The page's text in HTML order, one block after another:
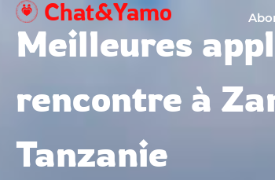
Aller
contenu
Chat&Yamo
Meilleures
rencontre à
Tanzanie